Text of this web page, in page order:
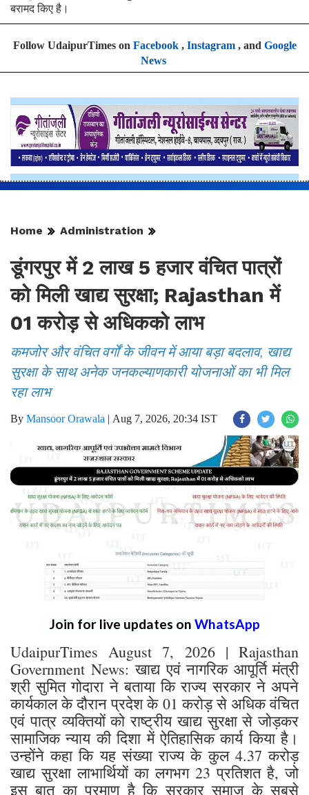
बरामद किए है।
Follow UdaipurTimes on Facebook, Instagram, and Google
News
Home Administration
डूंगरपुर में 2 लाख 5 हजार वंचित पात्रों
को मिली खाद्य सुरक्षा; Rajasthan में
01 करोड़ से अधिकको लाभ
कमजोर और वंचित वर्गों के जीवन में आया बड़ा बदलाव, खाद्य
सुरक्षा के साथ अनेक जनकल्याणकारी योजनाओं का भी मिल
रहा लाभ
By Mansoor Orawala | Aug 7, 2026, 20:34 IST
Join for live updates on WhatsApp
UdaipurTimes August 7, 2026 | Rajasthan
Government News: खाद्य एवं नागरिक आपूर्ति मंत्री
श्री सुमित गोदारा ने बताया कि राज्य सरकार ने अपने
कार्यकाल के दौरान प्रदेश के 01 करोड़ से अधिक वंचित
एवं पात्र व्यक्तियों को राष्ट्रीय खाद्य सुरक्षा से जोड़कर
सामाजिक न्याय की दिशा में ऐतिहासिक कार्य किया है।
उन्होंने कहा कि यह संख्या राज्य के कुल 4.37 करोड़
खाद्य सुरक्षा लाभार्थियों का लगभग 23 प्रतिशत है, जो
इस बात का प्रमाण है कि सरकार समाज के सबसे